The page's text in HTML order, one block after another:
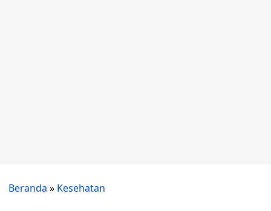
Beranda » Kesehatan